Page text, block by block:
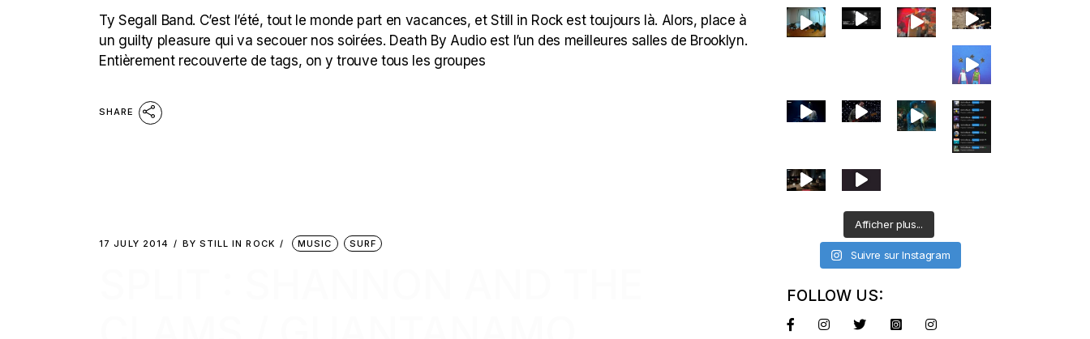
Ty Segall Band. C’est l’été, tout le monde part en vacances, et Still in Rock est toujours là. Alors, place à
un guilty pleasure qui va secouer nos soirées. Death By Audio est l’un des meilleures salles de Brooklyn.
Entièrement recouverte de tags, on y trouve tous les groupes
SHARE
17 JULY 2014 BY STILL IN ROCK MUSIC SURF
Afficher plus...
Suivre sur Instagram
FOLLOW US: